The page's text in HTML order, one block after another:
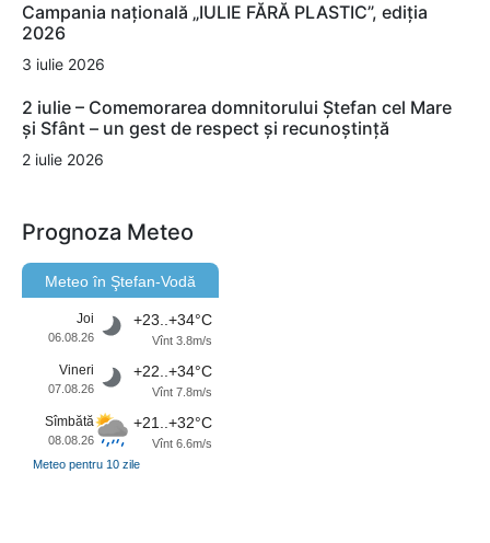
Campania națională „IULIE FĂRĂ PLASTIC”, ediția
2026
3 iulie 2026
2 iulie – Comemorarea domnitorului Ștefan cel Mare
și Sfânt – un gest de respect și recunoștință
2 iulie 2026
Prognoza Meteo
Meteo în Ştefan-Vodă
Joi
06.08.26
+23..+34°C
Vînt 3.8m/s
Vineri
07.08.26
+22..+34°C
Vînt 7.8m/s
Sîmbătă
08.08.26
+21..+32°C
Vînt 6.6m/s
Meteo pentru 10 zile